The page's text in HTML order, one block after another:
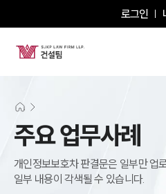
로그인
주요 업무사례
개인정보보호차 판결문은 일부만 업
일부 내용이 각색될 수 있습니다.